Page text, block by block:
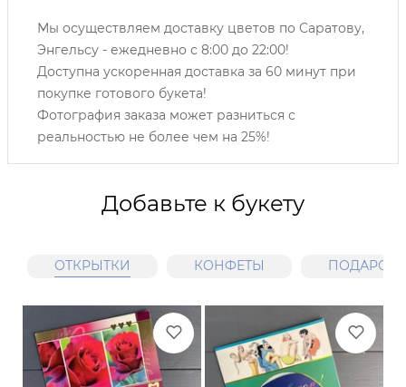
Мы осуществляем доставку цветов по Саратову,
Энгельсу - ежедневно с 8:00 до 22:00!
Доступна ускоренная доставка за 60 минут при
покупке готового букета!
Фотография заказа может разниться с
реальностью не более чем на 25%!
Добавьте к букету
ОТКРЫТКИ КОНФЕТЫ